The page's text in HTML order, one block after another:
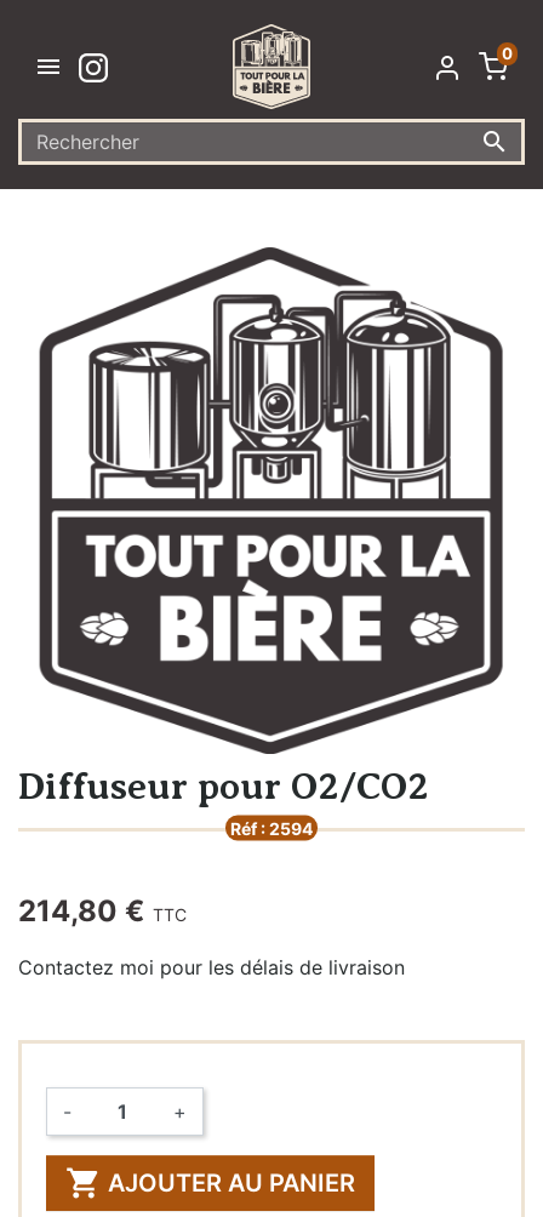


0
Diffuseur pour O2/CO2
Réf : 2594
214,80 € TTC
Contactez moi pour les délais de livraison
Quantité
- +
 AJOUTER AU PANIER